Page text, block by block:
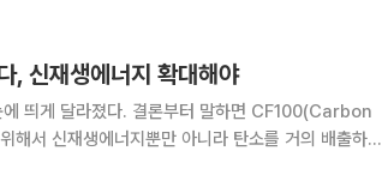
, 신재생에너지 확대해야
에 띄게 달라졌다. 결론부터 말하면 CF100(Carbon
서 신재생에너지뿐만 아니라 탄소를 거의 배출하지